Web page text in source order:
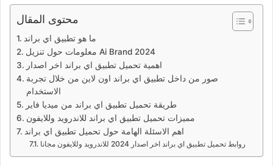
محتوى المقال
ما هو تطبيق اي براند
معلومات حول تنزيل Ai Brand 2024
اهمية تحميل تطبيق اي براند اخر اصدار
صور من داخل تطبيق اي براند اون لاين من خلال تجربة
الاستخدام
طريقة تحميل تطبيق اي براند من ميديا فاير
مميزات تحميل تطبيق اي براند للاندرويد وللايفون
اهم الاسئلة الهامة حول تحميل تطبيق اي براند
روابط تحميل تطبيق اي براند اخر اصدار 2024 للاندرويد وللايفون مجانا